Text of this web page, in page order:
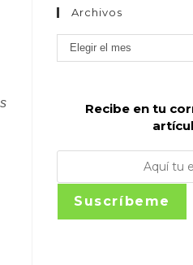
Archivos
Archivos
Elegir el mes
Recibe en tu
Suscríbeme